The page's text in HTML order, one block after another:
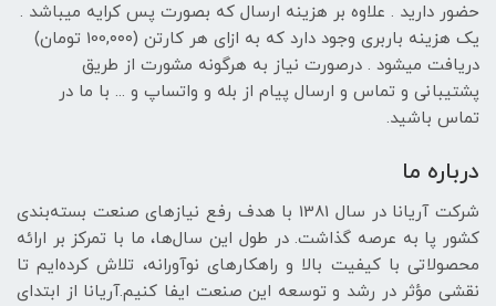
حضور دارید . علاوه بر هزینه ارسال که بصورت پس کرایه میباشد .
یک هزینه باربری وجود دارد که به ازای هر کارتن (100,۰۰۰ تومان)
دریافت میشود . درصورت نیاز به هرگونه مشورت از طریق
پشتیبانی و تماس و ارسال پیام از بله و واتساپ و ... با ما در
تماس باشید.
درباره ما
شرکت آریانا در سال 1381 با هدف رفع نیازهای صنعت بسته‌بندی
کشور پا به عرصه گذاشت. در طول این سال‌ها، ما با تمرکز بر ارائه
محصولاتی با کیفیت بالا و راهکارهای نوآورانه، تلاش کرده‌ایم تا
نقشی مؤثر در رشد و توسعه این صنعت ایفا کنیم.آریانا از ابتدای